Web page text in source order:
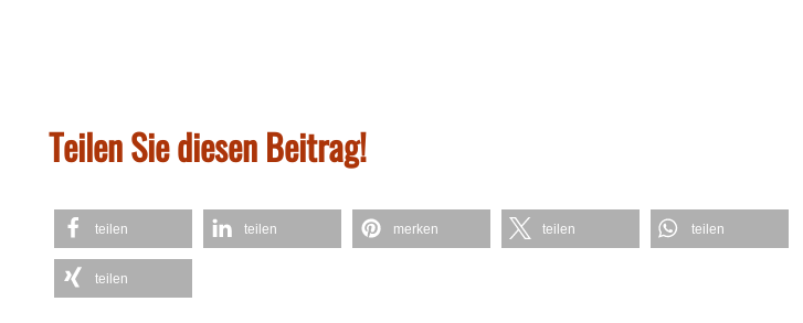
Teilen Sie diesen Beitrag!
teilen teilen merken teilen teilen
teilen